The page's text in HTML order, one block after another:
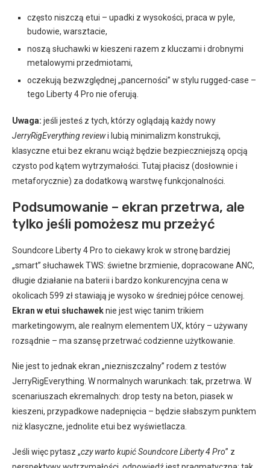
często niszczą etui – upadki z wysokości, praca w pyle,
budowie, warsztacie,
noszą słuchawki w kieszeni razem z kluczami i drobnymi
metalowymi przedmiotami,
oczekują bezwzględnej „pancerności” w stylu rugged-case –
tego Liberty 4 Pro nie oferują.
Uwaga: jeśli jesteś z tych, którzy oglądają każdy nowy
JerryRigEverything reviewi lubią minimalizm konstrukcji,
klasyczne etui bez ekranu wciąż będzie bezpieczniejszą opcją
czysto pod kątem wytrzymałości. Tutaj płacisz (dosłownie i
metaforycznie) za dodatkową warstwę funkcjonalności.
Podsumowanie – ekran przetrwa, ale
tylko jeśli pomożesz mu przeżyć
Soundcore Liberty 4 Pro to ciekawy krok w stronę bardziej
„smart” słuchawek TWS: świetne brzmienie, dopracowane ANC,
długie działanie na baterii i bardzo konkurencyjna cena w
okolicach 599 zł stawiają je wysoko w średniej półce cenowej.
Ekran w etui słuchaweknie jest więc tanim trikiem
marketingowym, ale realnym elementem UX, który – używany
rozsądnie – ma szansę przetrwać codzienne użytkowanie.
Nie jest to jednak ekran „niezniszczalny” rodem z testów
JerryRigEverything. W normalnych warunkach: tak, przetrwa. W
scenariuszach ekremalnych: drop testy na beton, piasek w
kieszeni, przypadkowe nadepnięcia – będzie słabszym punktem
niż klasyczne, jednolite etui bez wyświetlacza.
Jeśli więc pytasz „czy warto kupić Soundcore Liberty 4 Pro” z